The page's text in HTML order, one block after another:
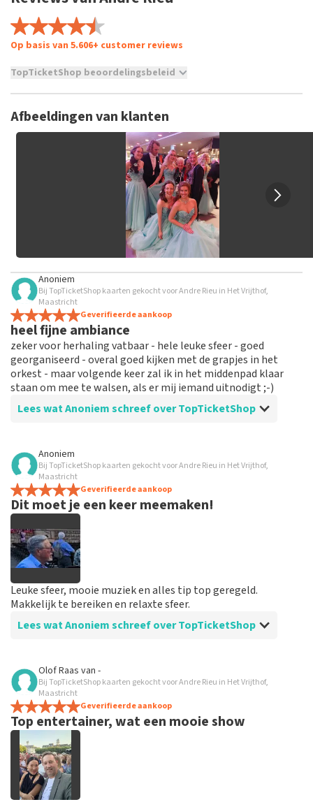
Op basis van 5.606+ customer reviews
TopTicketShop beoordelingsbeleid
niet mogelijk om een review achter te laten als je geen
tickets hebt aangeschaft bij TopTicketShop. Reviews met
grof taalgebruik en/of onwaarheden worden niet geplaatst.
Het kan enkele weken duren voordat een review wordt
Afbeeldingen van klanten
Anoniem
Bij TopTicketShop kaarten gekocht voor Andre Rieu in Het Vrijthof,
Maastricht
Geverifieerde aankoop
heel fijne ambiance
zeker voor herhaling vatbaar - hele leuke sfeer - goed
georganiseerd - overal goed kijken met de grapjes in het
orkest - maar volgende keer zal ik in het middenpad klaar
staan om mee te walsen, als er mij iemand uitnodigt ;-)
Lees wat Anoniem schreef over TopTicketShop
Beoordeling van Anoniem over
alles in orde
spannend dat je maar zo kort op voorhand de tickets
hebt maar alles was in orde...
Anoniem
Bij TopTicketShop kaarten gekocht voor Andre Rieu in Het Vrijthof,
Maastricht
Geverifieerde aankoop
Dit moet je een keer meemaken!
Leuke sfeer, mooie muziek en alles tip top geregeld.
Makkelijk te bereiken en relaxte sfeer.
Lees wat Anoniem schreef over TopTicketShop
Beoordeling van Anoniem over
Goed en snel geregeld
Binnen een week waren de tickets binnen. Alles keurig
geregeld en goed geïnformeerd vooraf aan het
evenement.
Olof Raas van -
Bij TopTicketShop kaarten gekocht voor Andre Rieu in Het Vrijthof,
Maastricht
Geverifieerde aankoop
Top entertainer, wat een mooie show